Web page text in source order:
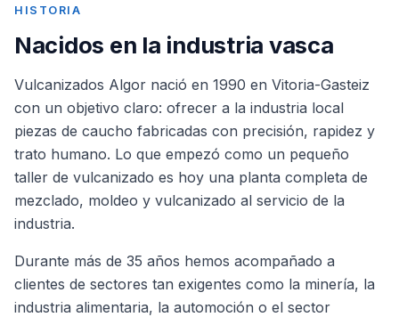
HISTORIA
Nacidos en la industria vasca
Vulcanizados Algor nació en 1990 en Vitoria-Gasteiz
con un objetivo claro: ofrecer a la industria local
piezas de caucho fabricadas con precisión, rapidez y
trato humano. Lo que empezó como un pequeño
taller de vulcanizado es hoy una planta completa de
mezclado, moldeo y vulcanizado al servicio de la
industria.
Durante más de 35 años hemos acompañado a
clientes de sectores tan exigentes como la minería, la
industria alimentaria, la automoción o el sector